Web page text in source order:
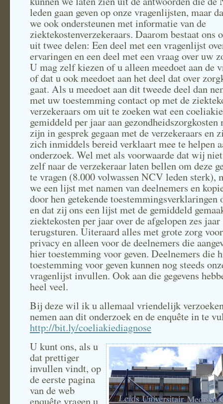
leden gaan geven op onze vragenlijsten, maar
we ook ondersteunen met informatie van de
ziektekostenverzekeraars. Daarom bestaat ons
uit twee delen: Een deel met een vragenlijst
ervaringen en een deel met een vraag over uw
U mag zelf kiezen of u alleen meedoet aan de
of dat u ook meedoet aan het deel dat over
gaat. Als u meedoet aan dit tweede deel dan
met uw toestemming contact op met de
verzekeraars om uit te zoeken wat een
gemiddeld per jaar aan gezondheidszorgkosten
zijn in gesprek gegaan met de verzekeraars en
zich inmiddels bereid verklaart mee te helpen
onderzoek. Wel met als voorwaarde dat wij
zelf naar de verzekeraar laten bellen om deze
te vragen (8.000 volwassen NCV leden sterk),
we een lijst met namen van deelnemers en
door hen getekende toestemmingsverklaringen
en dat zij ons een lijst met de gemiddeld
ziektekosten per jaar over de afgelopen zes jaar
terugsturen. Uiteraard alles met grote zorg
privacy en alleen voor de deelnemers die
hier toestemming voor geven. Deelnemers die
toestemming voor geven kunnen nog steeds
vragenlijst invullen. Ook aan die gegevens
heel veel.
Bij deze wil ik u allemaal vriendelijk
nemen aan dit onderzoek en de enquête in te
http://bit.ly/coeliakiediagnose
U kunt ons, als u
dat prettiger
invullen vindt, op
de eerste pagina
van de web
enquête vragen u